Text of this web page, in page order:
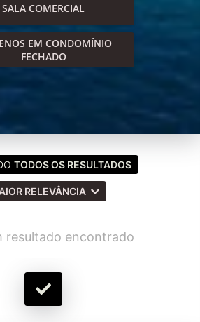
SALA COMERCIAL
EM CONDOMÍNIO
FECHADO
TODOS OS RESULTADOS
RELEVÂNCIA
resultado encontrado